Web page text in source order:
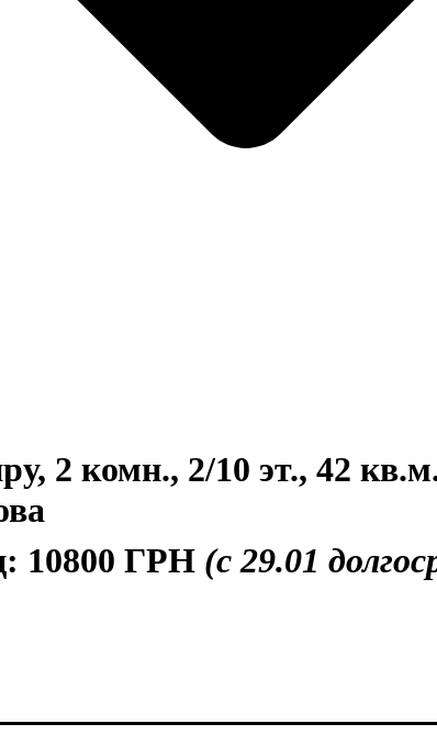
2 комн., 2/10 эт., 42
10800 ГРН (с 29.01